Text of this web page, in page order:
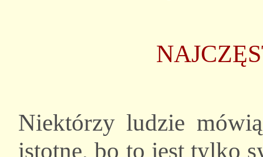
Niektórzy ludzie
istotne, bo to jest tylko